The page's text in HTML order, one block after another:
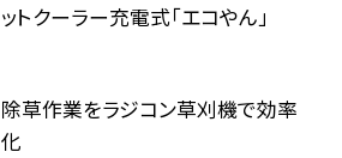
ットクーラー充電式「エコやん」
除草作業をラジコン草刈機で効率
化